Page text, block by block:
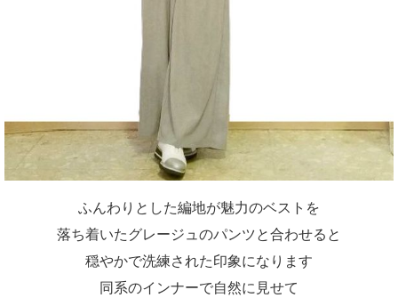
ふんわりとした編地が魅力のベストを
落ち着いたグレージュのパンツと合わせると
穏やかで洗練された印象になります
同系のインナーで自然に見せて